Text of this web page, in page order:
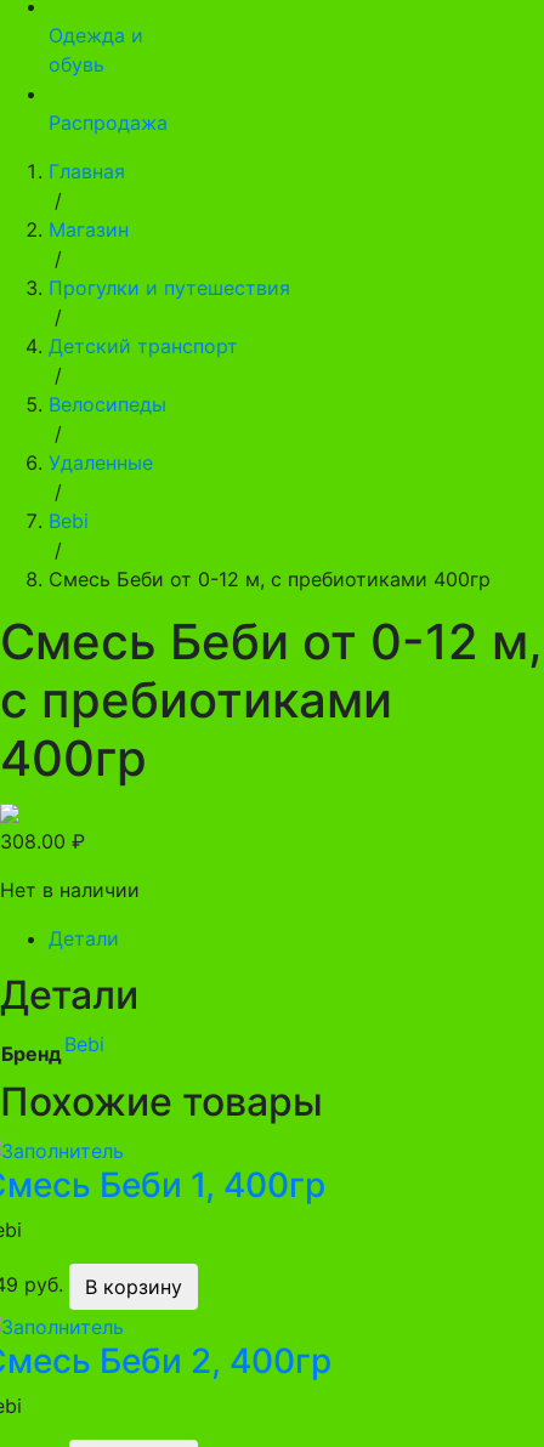
Одежда и
обувь
Распродажа
Главная
/
Магазин
/
Прогулки и путешествия
/
Детский транспорт
/
Велосипеды
/
Удаленные
/
Bebi
/
Смесь Беби от 0-12 м, с пребиотиками 400гр
Смесь Беби от 0-12 м,
с пребиотиками
400гр
308.00 ₽
Нет в наличии
Детали
Детали
БрендBebi
Похожие товары
Беби 1, 400гр
руб. В корзину
Беби 2, 400гр